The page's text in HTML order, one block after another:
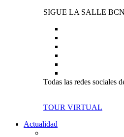
SIGUE LA SALLE BCN
Todas las redes sociales
TOUR VIRTUAL
Actualidad